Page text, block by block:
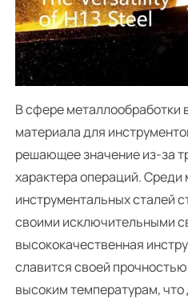
В сфере металлообработки
материала для
решающее значение из-за
характера операций.
инструментальных сталей
своими исключительными
высококачественная
славится своей
высоким температурам,